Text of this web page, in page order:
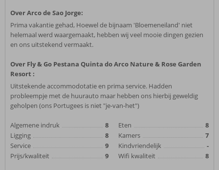
Over Arco de Sao Jorge:
Prima vakantie gehad, Hoewel de bijnaam 'Bloemeneiland' niet
helemaal werd waargemaakt, hebben wij veel mooie dingen gezien
en ons uitstekend vermaakt.
Over Fly & Go Pestana Quinta do Arco Nature & Rose Garden
Resort :
Uitstekende accommodotatie en prima service. Hadden
probleempje met de huurauto maar hebben ons hierbij geweldig
geholpen (ons Portugees is niet "je-van-het")
Algemene indruk
8
Ligging
8
Service
9
Prijs/kwaliteit
9
Eten
8
Kamers
7
Kindvriendelijk
-
Wifi kwaliteit
8